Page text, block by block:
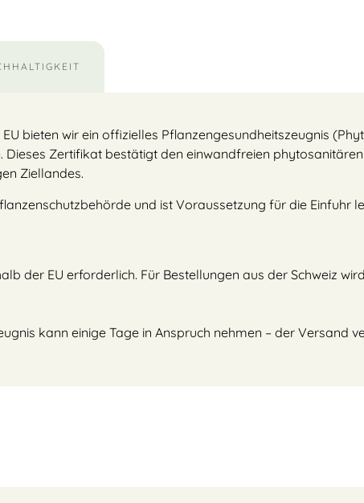
bieten wir ein offizielles Pflanzengesundheitszeugnis
Zertifikat bestätigt den einwandfreien
Ziellandes.
und ist Voraussetzung für die Einfuhr
der EU erforderlich. Für Bestellungen aus der Schweiz
kann einige Tage in Anspruch nehmen – der Versand